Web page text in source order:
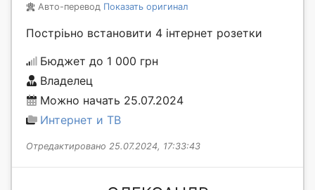
Авто-перевод Показать оригинал
Постріьно встановити 4 інтернет розетки
Бюджет до 1 000 грн
Владелец
Можно начать 25.07.2024
Интернет и ТВ
Отредактировано 25.07.2024, 17:33:43